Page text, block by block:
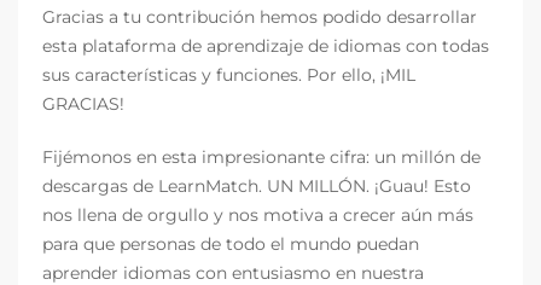
Gracias a tu contribución hemos podido desarrollar
esta plataforma de aprendizaje de idiomas con todas
sus características y funciones. Por ello, ¡MIL
GRACIAS!
Fijémonos en esta impresionante cifra: un millón de
descargas de LearnMatch. UN MILLÓN. ¡Guau! Esto
nos llena de orgullo y nos motiva a crecer aún más
para que personas de todo el mundo puedan
aprender idiomas con entusiasmo en nuestra